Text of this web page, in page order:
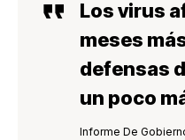
Los virus
meses
defensas
un poco
Informe De